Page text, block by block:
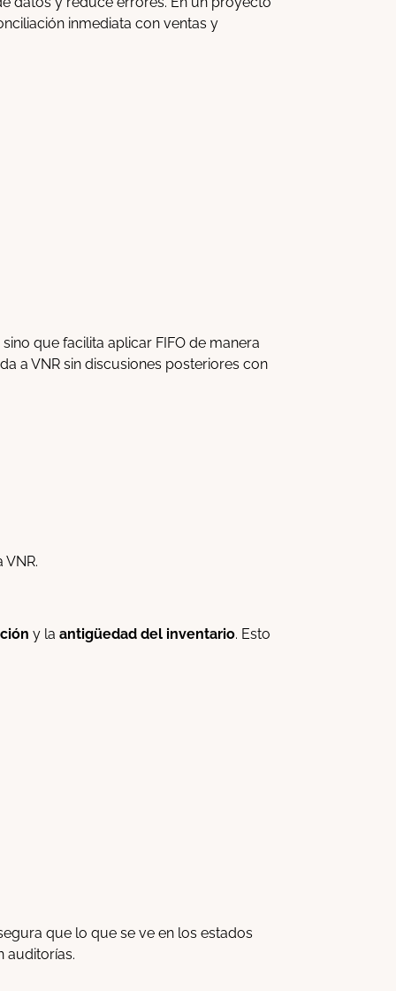
inmediata con ventas y
que facilita aplicar FIFO de manera
a VNR sin discusiones posteriores con
y la antigüedad del inventario. Esto
que lo que se ve en los estados
auditorías.